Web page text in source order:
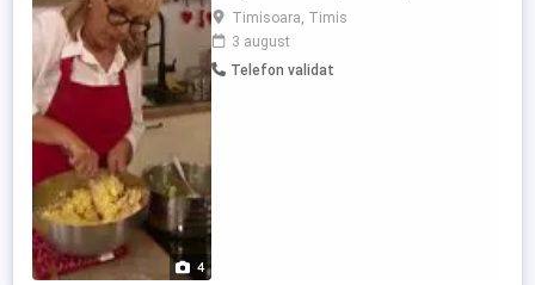
4
Harnica pe oră Caut o persoană
muncitoare, serioasă și flexibilă, care să
aibă grijă de casă și să pregătească
mese. În ceea ce privește îngrijirea casei -
Timisoara, Timis
3 august
Telefon validat